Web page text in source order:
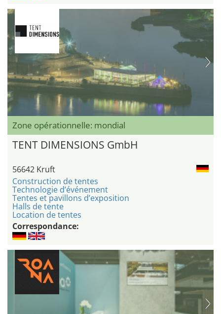
Zone opérationnelle: mondial
TENT DIMENSIONS GmbH
56642 Kruft
Construction de tentes
Technologie d’événement
Tentes et pavillons d’exposition
Halls de tente
Location de tentes
Correspondance: